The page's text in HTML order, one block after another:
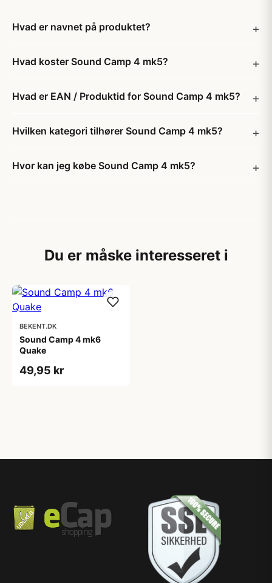
Hvad er navnet på produktet?
Hvad koster Sound Camp 4 mk5?
Hvad er EAN / Produktid for Sound Camp 4 mk5?
Hvilken kategori tilhører Sound Camp 4 mk5?
Hvor kan jeg købe Sound Camp 4 mk5?
Du er måske interesseret i
BEKENT.DK
Sound Camp 4 mk6
Quake
49,95 kr